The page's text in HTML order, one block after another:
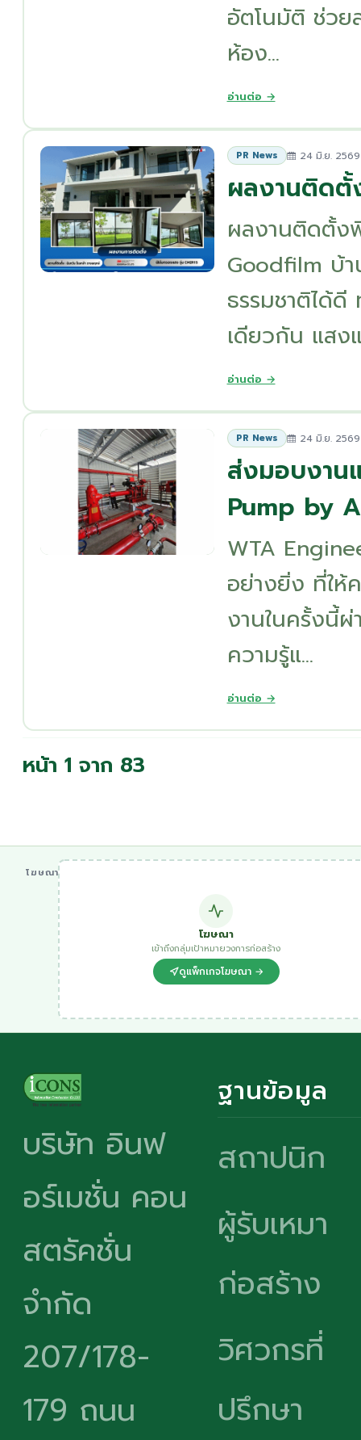
อัตโนมัติ ช่วย
ห้อง...
อ่านต่อ →
PR News 24 มิ.ย. 2569
ผลงานติดตั้
ผลงานติดตั้ง
Goodfilm บ้
ธรรมชาติได้ดี
เดียวกัน แสง
อ่านต่อ →
PR News 24 มิ.ย. 2569
ส่งมอบงาน
Pump by
WTA
อย่างยิ่ง ที่ให้ค
งานในครั้งนี้
ความรู้แ...
อ่านต่อ →
หน้า 1 จาก 83
โฆษณา
โฆษณา
เข้าถึงกลุ่มเป้าหมายวงการก่อสร้าง
ดูแพ็กเกจโฆษณา →
บริษัท อินฟ
อร์เมชั่น คอน
สตรัคชั่น
จำกัด
207/178-
179 ถนน
ฐานข้อมูล
สถาปนิก
ผู้รับเหมา
ก่อสร้าง
วิศวกรที่
ปรึกษา